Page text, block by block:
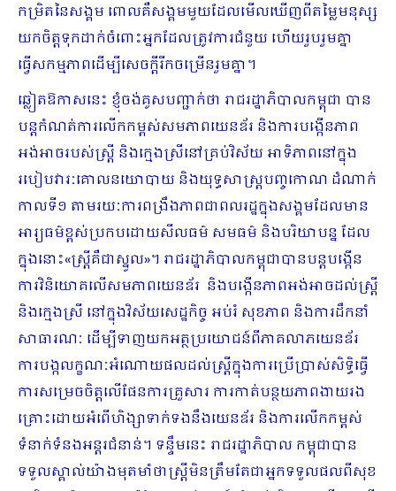
កម្រិតនៃសង្គម ពោលគឺសង្គមមួយដែលមើលឃើញពីតម្លៃមនុស្ស
យកចិត្តទុកដាក់ចំពោះអ្នកដែលត្រូវការជំនួយ ហើយរួបរួមគ្នា
ធ្វើសកម្មភាពដើម្បីសេចក្តីរីកចម្រើនរួមគ្នា។
ឆ្លៀតឱកាសនេះ ខ្ញុំចង់គូសបញ្ជាក់ថា រាជរដ្ឋាភិបាលកម្ពុជា បាន
បន្តកំណត់ការលើកកម្ពស់សមភាពយេនឌ័រ និងការបង្កើនភាព
អង់អាចរបស់ស្ត្រី និងក្មេងស្រីនៅគ្រប់វិស័យ អាទិភាពនៅក្នុង
របៀបវារៈគោលនយោបាយ និងយុទ្ធសាស្ត្របញ្ចកោណ ដំណាក់
កាលទី១ តាមរយៈការពង្រឹងភាពជាពលរដ្ឋក្នុងសង្គមដែលមាន
អារ្យធម៌ខ្ពស់ប្រកបដោយសីលធម៌ សមធម៌ និងបរិយាបន្ន ដែល
ក្នុងនោះ«ស្រ្តីគឺជាស្នូល»។ រាជរដ្ឋាភិបាលកម្ពុជាបានបន្តបង្កើន
ការវិនិយោគលើសមភាពយេនឌ័រ និងបង្កើនភាពអង់អាចដល់ស្រ្តី
និងក្មេងស្រី នៅក្នុងវិស័យសេដ្ឋកិច្ច អប់រំ សុខភាព និងការដឹកនាំ
សាធារណៈ ដើម្បីទាញយកអត្ថប្រយោជន៍ពីភាគលាភយេនឌ័រ
ការបង្កលក្ខណៈអំណោយផលដល់ស្ត្រីក្នុងការប្រើប្រាស់សិទ្ធិធ្វើ
ការសម្រេចចិត្តលើផែនការគ្រួសារ ការកាត់បន្ថយភាពងាយរង
គ្រោះដោយអំពើហិង្សាទាក់ទងនឹងយេនឌ័រ និងការលើកកម្ពស់
ទំនាក់ទំនងអន្តរជំនាន់។ ទន្ទឹមនេះ រាជរដ្ឋាភិបាល កម្ពុជាបាន
ទទួលស្គាល់យ៉ាងមុតមាំថាស្ត្រីមិនត្រឹមតែជាអ្នកទទួលផលពីសុខ